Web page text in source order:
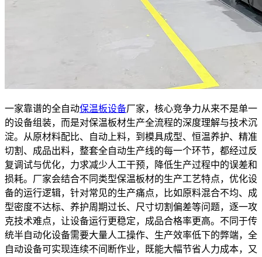
一家靠谱的全自动保温板设备厂家，核心竞争力从来不是单一
的设备组装，而是对保温板材生产全流程的深度理解与技术沉
淀。从原材料配比、自动上料，到模具成型、恒温养护、精准
切割、成品出料，整套全自动生产线的每一个环节，都经过反
复调试与优化，力求减少人工干预，降低生产过程中的误差和
损耗。厂家会结合不同类型保温板材的生产工艺特点，优化设
备的运行逻辑，针对常见的生产痛点，比如原料混合不均、成
型密度不达标、养护周期过长、尺寸切割偏差等问题，逐一攻
克技术难点，让设备运行更稳定，成品合格率更高。不同于传
统半自动化设备需要大量人工操作、生产效率低下的弊端，全
自动设备可实现连续不间断作业，既能大幅节省人力成本，又